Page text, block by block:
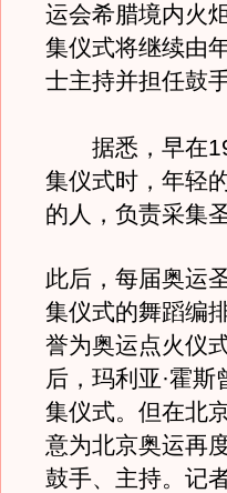
运会希腊境内火
集仪式将继续由
士主持并担任鼓手
据悉，早在
集仪式时，年轻
的人，负责采集圣
此后，每届奥运
集仪式的舞蹈编
誉为奥运点火仪
后，玛利亚·霍
集仪式。但在北
意为北京奥运再
鼓手、主持。记